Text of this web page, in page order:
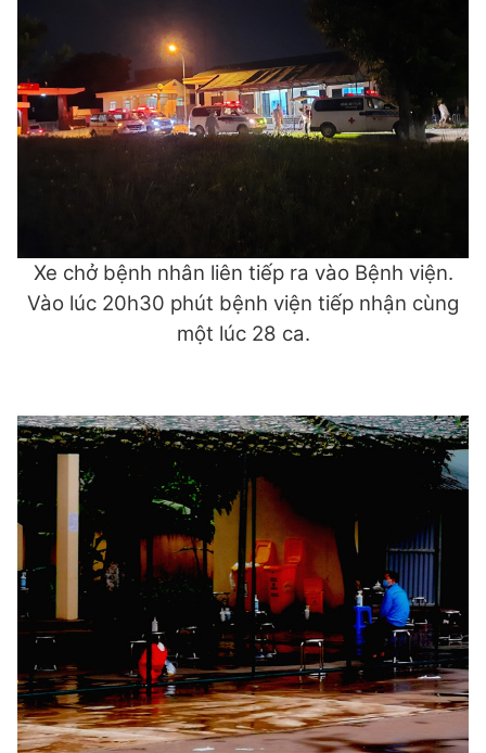
Xe chở bệnh nhân liên tiếp ra vào Bệnh viện.
Vào lúc 20h30 phút bệnh viện tiếp nhận cùng
một lúc 28 ca.